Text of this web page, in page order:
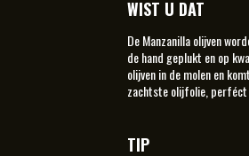
WIST U DAT
De Manzanilla olijven
de hand geplukt en op
olijven in de molen en
zachtste olijfolie, perféct
TIP